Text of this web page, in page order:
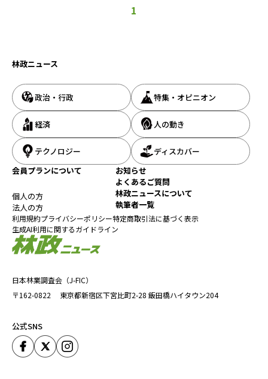
1
日本林業調査会（J-FIC）
〒162-0822
東京都新宿区下宮比町2-28 飯田橋ハイタウン204
公式SNS
林政ニュース
政治・行政 特集・オピニオン
経済 人の動き
テクノロジー
ディスカバー
会員プランについて
個人の方
法人の方
お知らせ
よくあるご質問
林政ニュースについて
執筆者一覧
利用規約プライバシーポリシー特定商取引法に基づく表示
生成AI利用に関するガイドライン